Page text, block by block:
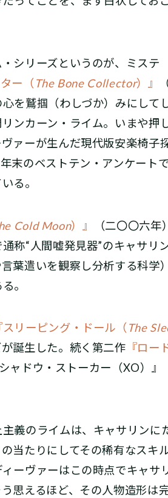
シリーズというのが、ミステ
ー（ The Bone Collector）』
を鷲掴（わしづか）みにして
ンカーン・ライム。いまや押
ァーが生んだ現代版安楽椅子
末のベストテン・アンケート
る。
Cold Moon）』
（二〇〇六
称“人間嘘発見器”のキャサリ
葉遣いを観察し分析する科学
。
スリーピング・ドール（ The
誕生した。続く第二作 『ロー
ャドウ・ストーカー（XO）
義のライムは、キャサリン
当たりにしてその稀有なスキ
ーヴァーはこの時点でキャサ
思えるほど、その人物造形は